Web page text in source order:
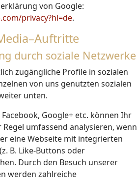
von Google:
privacy?hl=de.
durch soziale Netzwerke
zugängliche Profile in sozialen
von uns genutzten sozialen
unten.
Google+ etc. können Ihr
umfassend analysieren, wenn
eine Webseite mit integrierten
B. Like-Buttons oder
Durch den Besuch unserer
werden zahlreiche